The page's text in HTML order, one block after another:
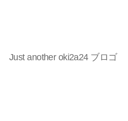
Just another oki2a24 ブロゴ